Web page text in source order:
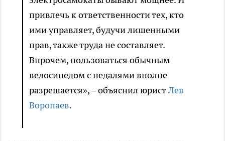
привлечь к ответственности тех, кто
ими управляет, будучи лишенными
прав, также труда не составляет.
Впрочем, пользоваться обычным
велосипедом с педалями вполне
разрешается», – объяснил юристЛев
Воропаев.